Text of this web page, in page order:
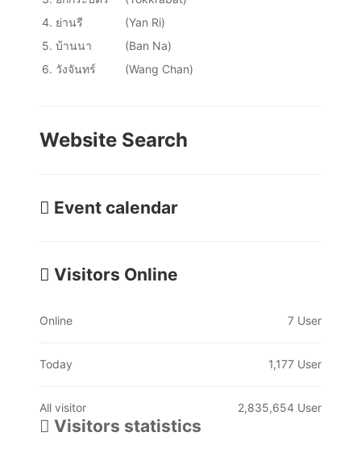
4. ย่านรี
(Yan Ri)
5. บ้านนา
(Ban Na)
6. วังจันทร์ (Wang Chan)
Website Search
Event calendar
Visitors Online
Online 7 User
Today 1,177 User
All visitor 2,835,654 User
Visitors statistics